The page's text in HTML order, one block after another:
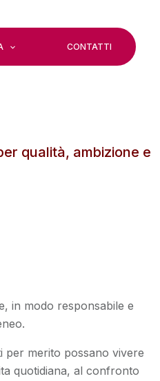
CONTATTI
qualità, ambizione e
in modo responsabile e
per merito possano vivere
quotidiana, al confronto